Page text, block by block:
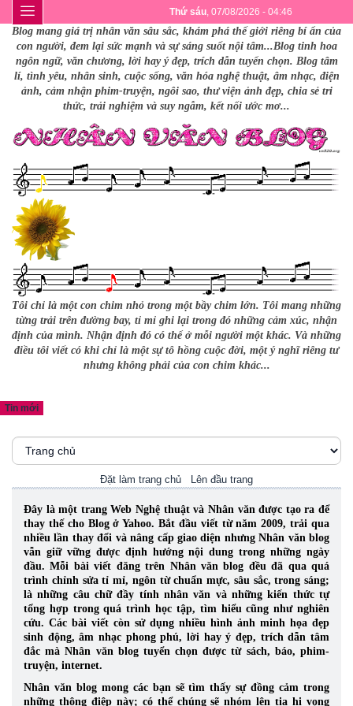
Thứ sáu, 07/08/2026 - 04:46
Blog mang giá trị nhân văn sâu sắc, khám phá thế giới riêng bí ẩn của
con người, đem lại sức mạnh và sự sáng suốt nội tâm...Blog tinh hoa
ngôn ngữ, văn chương, lời hay ý đẹp, trích dẫn tuyển chọn. Blog tâm
lí, tình yêu, nhân sinh, cuộc sống, văn hóa nghệ thuật, âm nhạc, điện
ảnh, cảm nhận phim-truyện, ngôi sao, thư viện ảnh đẹp, chia sẻ tri
thức, trải nghiệm và suy ngẫm, kết nối ước mơ...
Tôi chỉ là một con chim nhỏ trong một bầy chim lớn. Tôi mang những
từng trải trên đường bay, tỉ mỉ ghi lại trong đó những cảm xúc, nhận
định của mình. Nhận định đó có thể ở mỗi người một khác. Và những
điều tôi viết có khi chỉ là một sự tô hồng cuộc đời, một ý nghĩ riêng tư
nhưng không phải của con chim khác...
Tin mới
Đặt làm trang chủ Lên đầu trang
Đây là một trang Web Nghệ thuật và Nhân văn được tạo ra để
thay thế cho Blog ở Yahoo. Bắt đầu viết từ năm 2009, trải qua
nhiều lần thay đổi và nâng cấp giao diện nhưng Nhân văn blog
vẫn giữ vững được định hướng nội dung trong những ngày
đầu. Mỗi bài viết đăng trên Nhân văn blog đều đã qua quá
trình chỉnh sửa tỉ mỉ, ngôn từ chuẩn mực, sâu sắc, trong sáng;
là những câu chữ đầy tính nhân văn và những kiến thức tự
tổng hợp trong quá trình học tập, tìm hiểu cũng như nghiên
cứu. Các bài viết còn sử dụng nhiều hình ảnh minh họa đẹp
sinh động, âm nhạc phong phú, lời hay ý đẹp, trích dẫn tâm
đắc mà Nhân văn blog tuyển chọn được từ sách, báo, phim-
truyện, internet.
Nhân văn blog mong các bạn sẽ tìm thấy sự đồng cảm trong
những thông điệp này; có thể chúng sẽ nhóm lên tia hi vọng